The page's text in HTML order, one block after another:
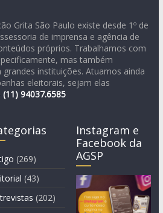
Grita São Paulo existe desde 1º de
de imprensa e agência de
próprios. Trabalhamos com
mas também
instituições. Atuamos ainda
eleitorais, sejam elas
(11) 94037.6585
(269)
(43)
(202)
Instagram e
Facebook da
AGSP